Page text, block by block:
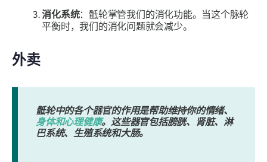
消化系统：骶轮掌管我们的消化功能。当这个脉轮
平衡时，我们的消化问题就会减少。
外卖
骶轮中的各个器官的作用是帮助维持你的情绪、
身体和心理健康。这些器官包括膀胱、肾脏、淋
巴系统、生殖系统和大肠。